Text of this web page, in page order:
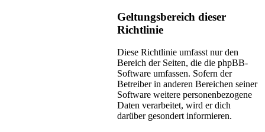
Geltungsbereich dieser
Richtlinie
Diese Richtlinie umfasst nur den
Bereich der Seiten, die die phpBB-
Software umfassen. Sofern der
Betreiber in anderen Bereichen seiner
Software weitere personenbezogene
Daten verarbeitet, wird er dich
darüber gesondert informieren.